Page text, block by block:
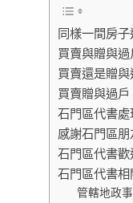
同樣一間房
買賣與贈與
買賣還是贈
買賣贈與過
石門區代書
感謝石門區
石門區代書
石門區代書
管轄地政